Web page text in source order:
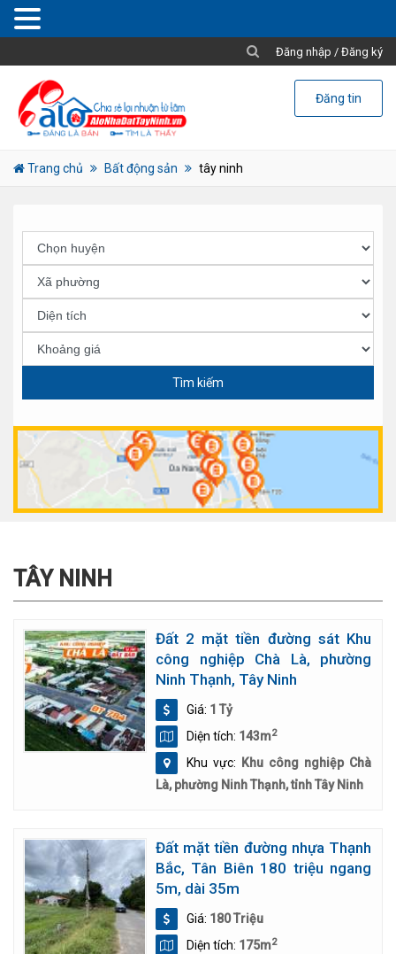
Đăng nhập / Đăng ký
Đăng tin
Trang chủ Bất động sản tây ninh
Tìm kiếm
TÂY NINH
Đất 2 mặt tiền đường sát Khu
công nghiệp Chà Là, phường
Ninh Thạnh, Tây Ninh
Giá: 1 Tỷ
Diện tích: 143m2
Khu vực:
Khu công nghiệp Chà
Là, phường Ninh Thạnh, tỉnh Tây Ninh
Đất mặt tiền đường nhựa Thạnh
Bắc, Tân Biên 180 triệu ngang
5m, dài 35m
Giá: 180 Triệu
Diện tích: 175m2